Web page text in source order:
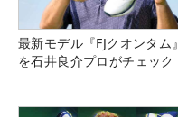
最新モデル『FJクオンタム』
を石井良介プロがチェック